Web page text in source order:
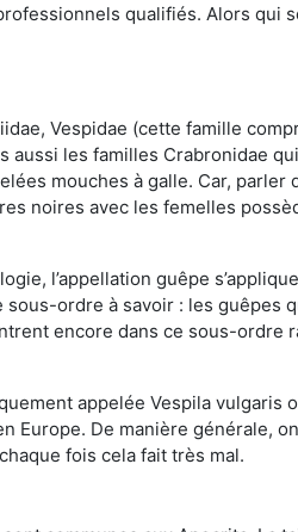
qualifiés. Alors qui
Vespidae (cette famille
aussi les familles Crabronidae qui
mouches à galle. Car, parler
noires avec les femelles
l’appellation guêpe
ordre à savoir : les guêpes
encore dans ce sous-ordre
appelée Vespila vulgaris
Europe. De manière générale, on
fois cela fait très mal.